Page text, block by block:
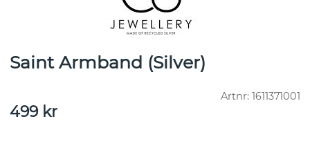
Saint Armband (Silver)
Artnr: 1611371001
499kr